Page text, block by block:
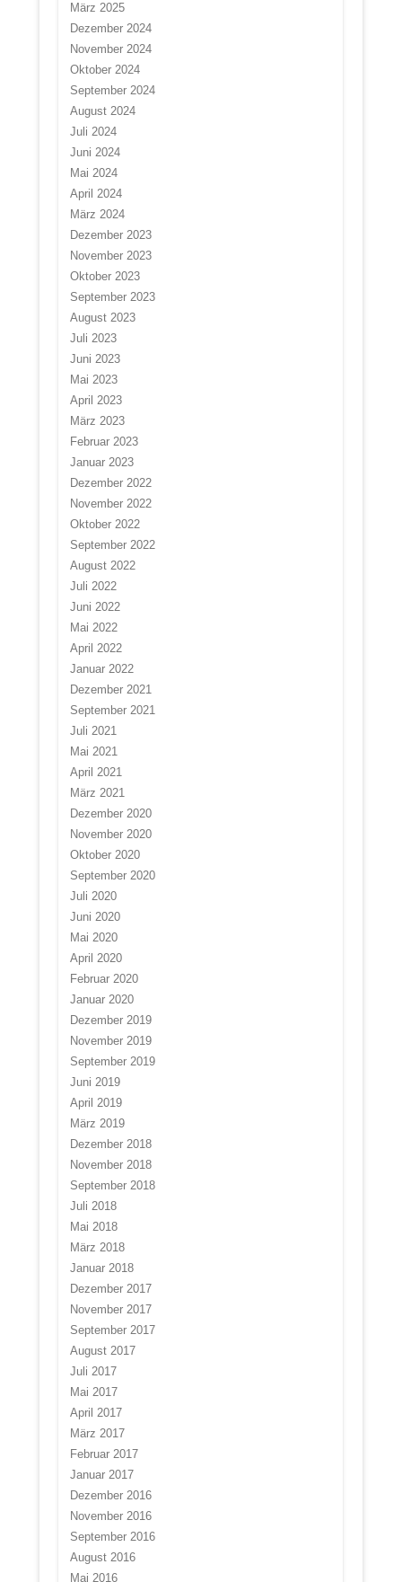
März 2025
Dezember 2024
November 2024
Oktober 2024
September 2024
August 2024
Juli 2024
Juni 2024
Mai 2024
April 2024
März 2024
Dezember 2023
November 2023
Oktober 2023
September 2023
August 2023
Juli 2023
Juni 2023
Mai 2023
April 2023
März 2023
Februar 2023
Januar 2023
Dezember 2022
November 2022
Oktober 2022
September 2022
August 2022
Juli 2022
Juni 2022
Mai 2022
April 2022
Januar 2022
Dezember 2021
September 2021
Juli 2021
Mai 2021
April 2021
März 2021
Dezember 2020
November 2020
Oktober 2020
September 2020
Juli 2020
Juni 2020
Mai 2020
April 2020
Februar 2020
Januar 2020
Dezember 2019
November 2019
September 2019
Juni 2019
April 2019
März 2019
Dezember 2018
November 2018
September 2018
Juli 2018
Mai 2018
März 2018
Januar 2018
Dezember 2017
November 2017
September 2017
August 2017
Juli 2017
Mai 2017
April 2017
März 2017
Februar 2017
Januar 2017
Dezember 2016
November 2016
September 2016
August 2016
Mai 2016